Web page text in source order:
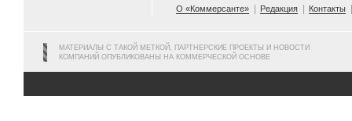
О «Коммерсанте»
Редакция Контакты
МАТЕРИАЛЫ С ТАКОЙ МЕТКОЙ, ПАРТНЕРСКИЕ ПРОЕКТЫ И НОВОСТИ
КОМПАНИЙ ОПУБЛИКОВАНЫ НА КОММЕРЧЕСКОЙ ОСНОВЕ